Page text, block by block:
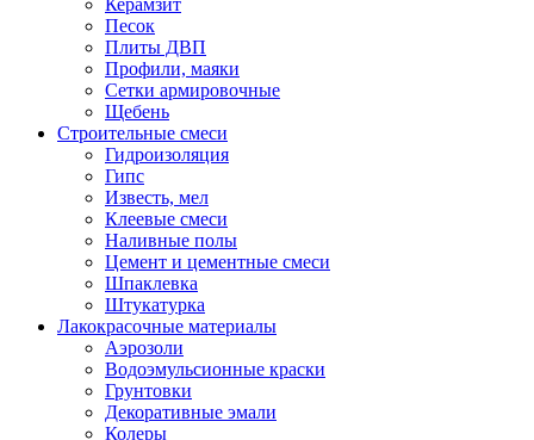
Керамзит
Песок
Плиты ДВП
Профили, маяки
Сетки армировочные
Щебень
Строительные смеси
Гидроизоляция
Гипс
Известь, мел
Клеевые смеси
Наливные полы
Цемент и цементные смеси
Шпаклевка
Штукатурка
Лакокрасочные материалы
Аэрозоли
Водоэмульсионные краски
Грунтовки
Декоративные эмали
Колеры